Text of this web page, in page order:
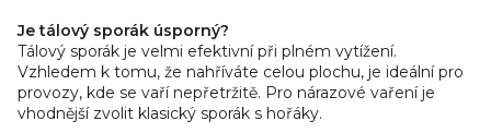
Je tálový sporák úsporný?
Tálový sporák je velmi efektivní při plném vytížení.
Vzhledem k tomu, že nahříváte celou plochu, je ideální pro
provozy, kde se vaří nepřetržitě. Pro nárazové vaření je
vhodnější zvolit klasický sporák s hořáky.